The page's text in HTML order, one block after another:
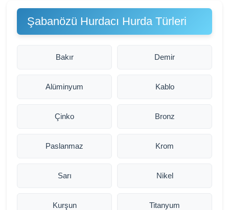
Şabanözü Hurdacı Hurda Türleri
Bakır Demir
Alüminyum Kablo
Çinko Bronz
Paslanmaz Krom
Sarı Nikel
Kurşun Titanyum